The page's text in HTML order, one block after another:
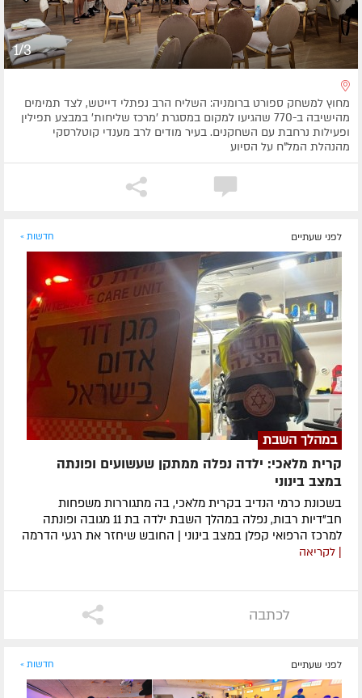
1/3
מחוץ למשחק ספורט ברומניה: השליח הרב נפתלי דייטש, לצד תמימים
מהישיבה ב-770 שהגיעו למקום במסגרת 'מרכז שליחות' במבצע תפילין
ופעילות נרחבת עם השחקנים. בעיר מודים לרב מענדי קוטלרסקי
מהנהלת המל"ח על הסיוע
לפני שעתיים חדשות »
במהלך השבת
קרית מלאכי: ילדה נפלה ממתקן שעשועים ופונתה
במצב בינוני
בשכונת כרמי הנדיב בקרית מלאכי, בה מתגוררות משפחות
חב"דיות רבות, נפלה במהלך השבת ילדה בת 11 מגובה ופונתה
למרכז הרפואי קפלן במצב בינוני | החובש שיחזר את רגעי הדרמה
| לקריאה
לכתבה
לפני שעתיים חדשות »